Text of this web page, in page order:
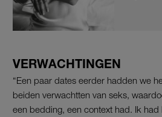
VERWACHTINGEN
“Een paar dates eerder hadden we
beiden verwachtten van seks,
een bedding, een context had. Ik